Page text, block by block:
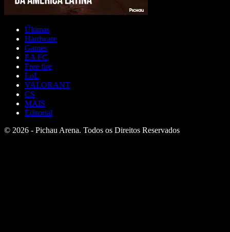
Últimas
Hardware
Games
EA FC
Free fire
LoL
VALORANT
CS
MAIS
Editorial
© 2026 - Pichau Arena. Todos os Direitos Reservados